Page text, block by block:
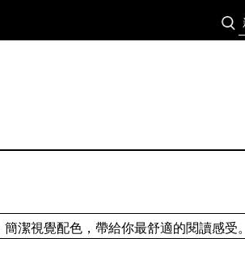
潔視覺配色，帶給你最舒適的閱讀感受。